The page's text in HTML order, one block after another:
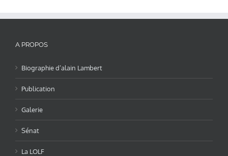
A PROPOS
Biographie d’alain Lambert
Publication
Galerie
Sénat
La LOLF